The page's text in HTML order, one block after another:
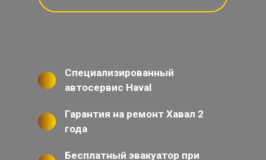
Специализированный
автосервис Haval
Гарантия на ремонт Хавал 2
года
Бесплатный эвакуатор при